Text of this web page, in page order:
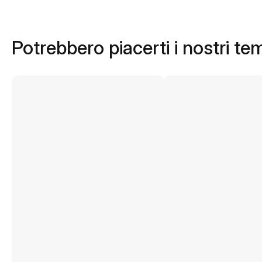
Potrebbero piacerti i nostri